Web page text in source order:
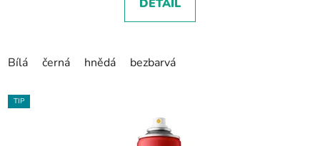
DETAIL
Bílá černá hnědá bezbarvá
TIP